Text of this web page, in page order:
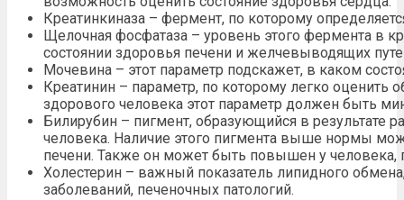
Креатинкиназа – фермент, по которому
Щелочная фосфатаза – уровень этого фермента в
состоянии здоровья печени и желчевыводящих
Мочевина – этот параметр подскажет, в каком
Креатинин – параметр, по которому легко оценить
здорового человека этот параметр должен быть
Билирубин – пигмент, образующийся в результате
человека. Наличие этого пигмента выше нормы
печени. Также он может быть повышен у человека,
Холестерин – важный показатель липидного
заболеваний, печеночных патологий.